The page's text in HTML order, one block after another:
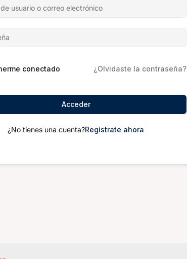
conectado ¿Olvidaste la contraseña?
Acceder
¿No tienes una cuenta?Regístrate ahora